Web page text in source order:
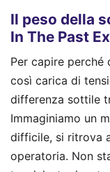
Il peso della
In The Past
Per capire perché
così carica di
differenza sottile
Immaginiamo un
difficile, si ritrova
operatoria. Non